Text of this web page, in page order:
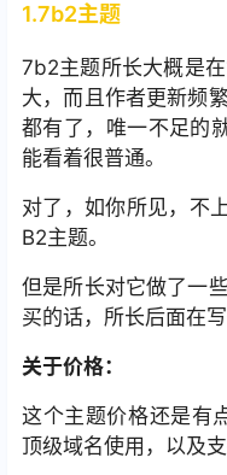
1.7b2主题
7b2主题所长大概是
大，而且作者更新频
都有了，唯一不足的
能看着很普通。
对了，如你所见，不
B2主题。
但是所长对它做了一
买的话，所长后面在
关于价格：
这个主题价格还是有
顶级域名使用，以及